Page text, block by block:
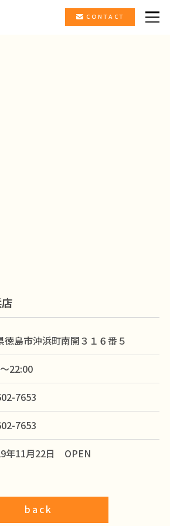
CONTACT
徳島市沖浜町南開３１６番５
22:00
7653
7653
年11月22日 OPEN
back